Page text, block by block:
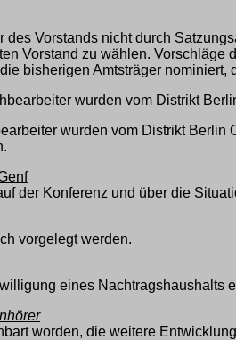
des Vorstands nicht durch
Vorstand zu wählen.
bisherigen Amtsträger
wurden vom Distrikt
wurden vom Distrikt
der Konferenz und über die
vorgelegt werden.
eines Nachtragshaushalts
worden, die weitere